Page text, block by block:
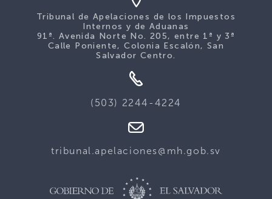
Tribunal de Apelaciones de los Impuestos
Internos y de Aduanas
91ª. Avenida Norte No. 205, entre 1ª y 3ª
Calle Poniente, Colonia Escalón, San
Salvador Centro.
(503) 2244-4224
tribunal.apelaciones@mh.gob.sv